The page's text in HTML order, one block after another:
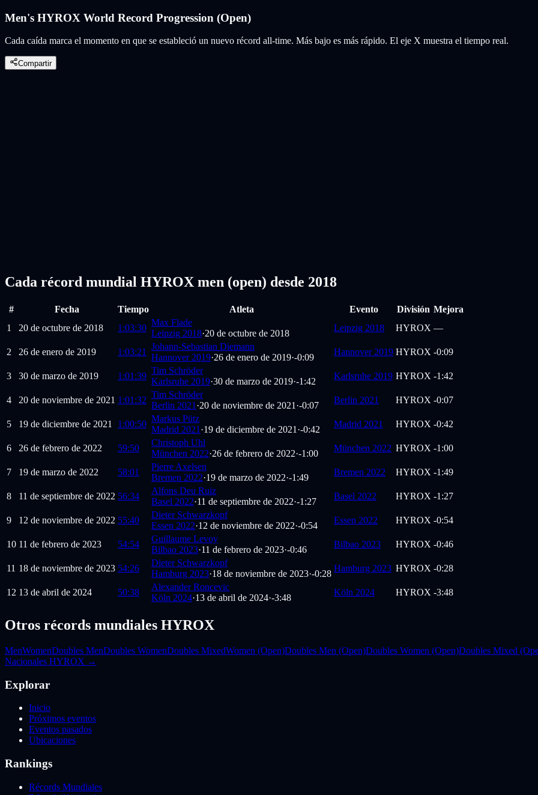
Men's HYROX World Record Progression (Open)
Cada caída marca el momento en que se estableció un nuevo récord all-time. Más bajo es más rápido. El eje X muestra el tiempo real.
Compartir
Cada récord mundial HYROX men (open) desde 2018
# Fecha Tiempo Atleta Evento División Mejora
1
20 de octubre de 2018 1:03:30
Max Flade
Leipzig 2018·20 de octubre de 2018
Leipzig 2018 HYROX —
2 26 de enero de 2019 1:03:21
Johann-Sebastian Diemann
Hannover 2019·26 de enero de 2019·-0:09
Hannover 2019 HYROX -0:09
3 30 de marzo de 2019 1:01:39
Tim Schröder
Karlsruhe 2019·30 de marzo de 2019·-1:42
Karlsruhe 2019 HYROX -1:42
4 20 de noviembre de 2021 1:01:32
Tim Schröder
Berlin 2021 ·20 de noviembre de 2021 ·-0:07
Berlin 2021 HYROX -0:07
5 19 de diciembre de 2021 1:00:50
Markus Pütz
Madrid 2021 ·19 de diciembre de 2021 ·-0:42
Madrid 2021 HYROX -0:42
6 26 de febrero de 2022 59:50
Christoph Uhl
München 2022·26 de febrero de 2022·-1:00
München 2022 HYROX -1:00
7 19 de marzo de 2022 58:01
Pierre Axelsen
Bremen 2022·19 de marzo de 2022·-1:49
Bremen 2022 HYROX -1:49
8 11 de septiembre de 2022 56:34
Alfons Deu Ruiz
Basel 2022·11 de septiembre de 2022·-1:27
Basel 2022 HYROX -1:27
9 12 de noviembre de 2022 55:40
Dieter Schwarzkopf
Essen 2022·12 de noviembre de 2022·-0:54
Essen 2022 HYROX -0:54
10 11 de febrero de 2023 54:54
Guillaume Levoy
Bilbao 2023·11 de febrero de 2023·-0:46
Bilbao 2023 HYROX -0:46
11 18 de noviembre de 2023 54:26
Dieter Schwarzkopf
Hamburg 2023·18 de noviembre de 2023·-0:28
Hamburg 2023 HYROX -0:28
12 13 de abril de 2024 50:38
Alexander Roncevic
Köln 2024·13 de abril de 2024·-3:48
Köln 2024 HYROX -3:48
Otros récords mundiales HYROX
MenWomenDoubles MenDoubles WomenDoubles MixedWomen (Open)Doubles Men (Open)Doubles Women (Open)Doubles Mixed
Nacionales HYROX →
Explorar
Inicio
Próximos eventos
Eventos pasados
Ubicaciones
Rankings
Récords Mundiales